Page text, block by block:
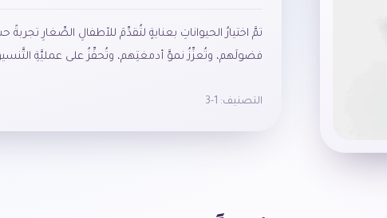
تمَّ اختيارُ الحيواناتِ بعنايةٍ لتُقدِّمَ للأطفالِ الصِّغارِ
فضولَهم، وتُعزِّزُ نموَّ أدمغتِهم، وتُحفِّزُ على عمليَّةِ
التصنيف: 1-3